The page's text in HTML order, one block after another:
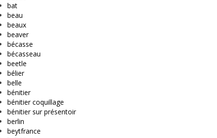
bat
beau
beaux
beaver
bécasse
bécasseau
beetle
bélier
belle
bénitier
bénitier coquillage
bénitier sur présentoir
berlin
beytfrance